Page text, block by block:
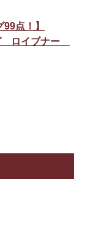
点！】
ロイブナー